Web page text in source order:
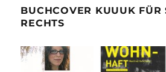
BUCHCOVER KUUUK FÜR
RECHTS